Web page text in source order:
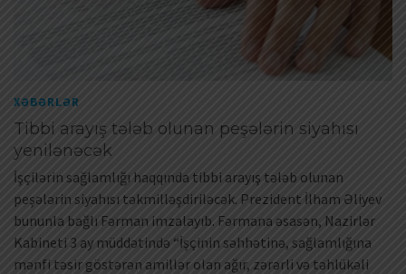
XƏBƏRLƏR
Tibbi arayış tələb olunan peşələrin siyahısı
yenilənəcək
İşçilərin sağlamlığı haqqında tibbi arayış tələb olunan
peşələrin siyahısı təkmilləşdiriləcək. Prezident İlham Əliyev
bununla bağlı Fərman imzalayıb. Fərmana əsasən, Nazirlər
Kabineti 3 ay müddətində “İşçinin səhhətinə, sağlamlığına
mənfi təsir göstərən amillər olan ağır, zərərli və təhlükəli